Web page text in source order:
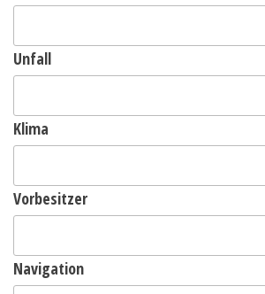
Unfall
Klima
Vorbesitzer
Navigation